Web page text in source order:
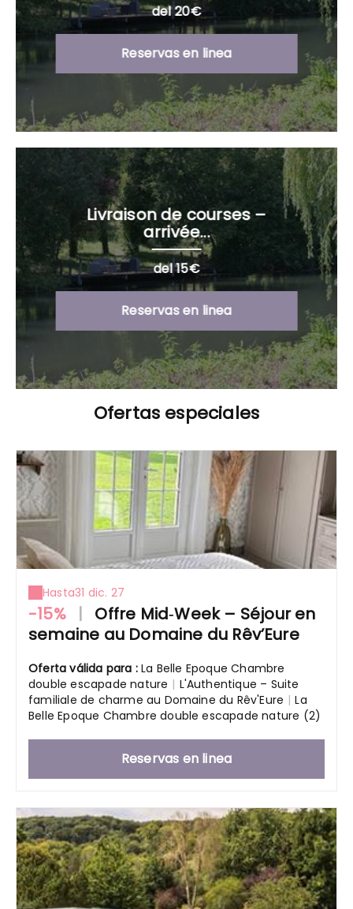
del 20€
Reservas en linea
Livraison de courses –
arrivée...
del 15€
Reservas en linea
Ofertas especiales
Hasta31 dic. 27
-15% |
Offre Mid‑Week – Séjour en
semaine au Domaine du Rêv’Eure
Oferta válida para :La Belle Epoque Chambre
double escapade nature | L'Authentique – Suite
familiale de charme au Domaine du Rêv'Eure | La
Belle Epoque Chambre double escapade nature (2)
Reservas en linea